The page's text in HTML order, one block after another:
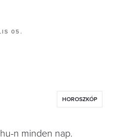
05.
HOROSZKÓP
n minden nap.